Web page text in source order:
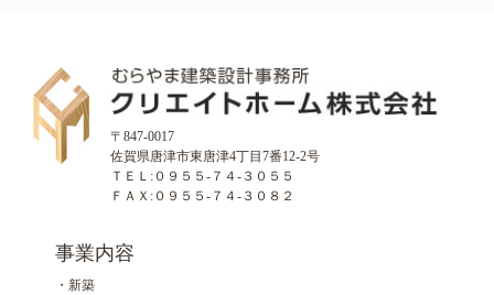
〒847-0017
佐賀県唐津市東唐津4丁目7番12-2号
ＴＥＬ:０９５５-７４-３０５５
ＦＡＸ:０９５５-７４-３０８２
事業内容
・新築